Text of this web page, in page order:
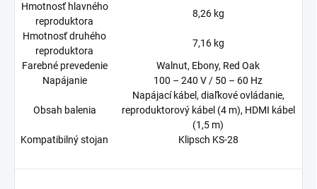
Hmotnosť hlavného
reproduktora
8,26 kg
Hmotnosť druhého
reproduktora
7,16 kg
Farebné prevedenie
Walnut, Ebony, Red Oak
Napájanie
100 – 240 V / 50 – 60 Hz
Obsah balenia
Napájací kábel, diaľkové ovládanie,
reproduktorový kábel (4 m), HDMI kábel
(1,5 m)
Kompatibilný stojan
Klipsch KS-28